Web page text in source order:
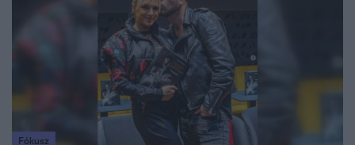
Fókusz